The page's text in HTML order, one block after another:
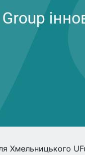
Хмельницького